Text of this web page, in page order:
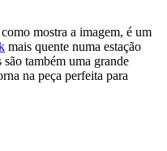
mostra a imagem, é um
mais quente numa estação
também uma grande
na peça perfeita para